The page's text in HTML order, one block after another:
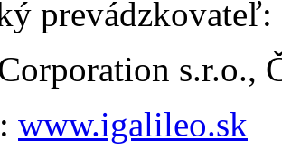
prevádzkovateľ:
s.r.o.,
www.igalileo.sk